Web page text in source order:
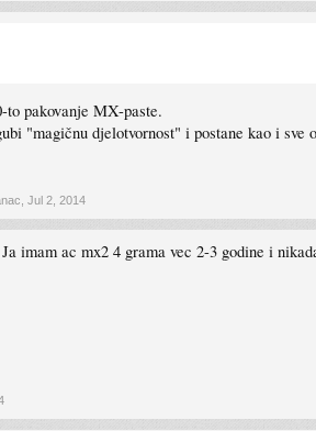
to pakovanje MX-paste.
"magičnu djelotvornost" i postane kao i sve
Jul 2, 2014
imam ac mx2 4 grama vec 2-3 godine i